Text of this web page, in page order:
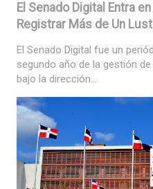
El Senado Digital Entra
Registrar Más de Un
El Senado Digital fue un
segundo año de la gestión
bajo la dirección...